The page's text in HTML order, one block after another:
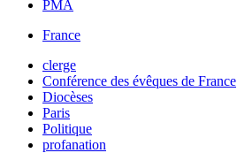
PMA
France
clerge
Conférence des évêques de France
Diocèses
Paris
Politique
profanation